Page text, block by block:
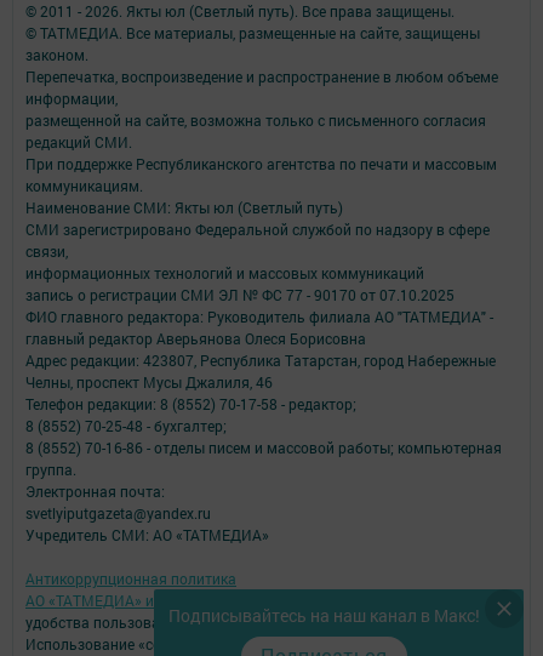
Подписывайтесь на наш канал в Макс!
© 2011 - 2026. Якты юл (Светлый путь). Все права защищены.
© ТАТМЕДИА. Все материалы, размещенные на сайте, защищены
законом.
Перепечатка, воспроизведение и распространение в любом объеме
информации,
размещенной на сайте, возможна только с письменного согласия
редакций СМИ.
При поддержке Республиканского агентства по печати и массовым
коммуникациям.
Наименование СМИ: Якты юл (Светлый путь)
СМИ зарегистрировано Федеральной службой по надзору в сфере
связи,
информационных технологий и массовых коммуникаций
запись о регистрации СМИ ЭЛ № ФС 77 - 90170 от 07.10.2025
ФИО главного редактора: Руководитель филиала АО "ТАТМЕДИА" -
главный редактор Аверьянова Олеся Борисовна
Адрес редакции: 423807, Республика Татарстан, город Набережные
Челны, проспект Мусы Джалиля, 46
Телефон редакции: 8 (8552) 70-17-58 - редактор;
8 (8552) 70-25-48 - бухгалтер;
8 (8552) 70-16-86 - отделы писем и массовой работы; компьютерная
группа.
Электронная почта:
svetlyiputgazeta@yandex.ru
Учредитель СМИ: АО «ТАТМЕДИА»
Антикоррупционная политика
АО «ТАТМЕДИА» использует «cookie»
для персонализации сервисов и
удобства пользователей сайтом.
Использование «cookie» можно отменить в настройках браузера.